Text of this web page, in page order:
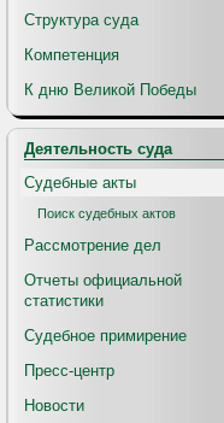
Структура суда
Компетенция
К дню Великой Победы
Деятельность суда
Судебные акты
Поиск судебных актов
Рассмотрение дел
Отчеты официальной
статистики
Судебное примирение
Пресс-центр
Новости